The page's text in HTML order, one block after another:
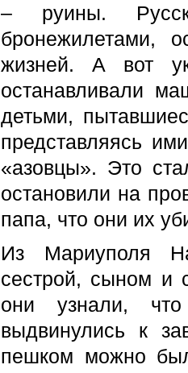
– руины.
бронежилетами,
жизней. А вот
останавливали
детьми,
представляясь
«азовцы». Это
остановили на
папа, что они их
Из Мариуполя
сестрой, сыном и
они узнали,
выдвинулись к
пешком можно